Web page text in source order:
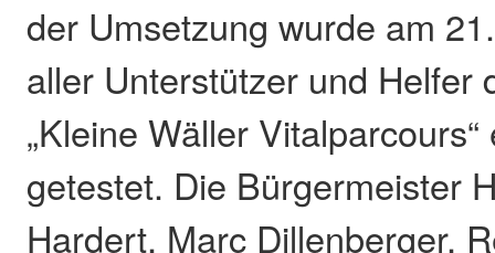
der Umsetzung wurde am
aller Unterstützer und Helfer
„Kleine Wäller
getestet. Die Bürgermeister
Hardert, Marc Dillenberger,